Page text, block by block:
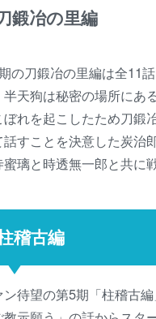
鍛冶の里編
の刀鍛冶の里編は全11
半天狗は秘密の場所にあ
ぼれを起こしたため刀鍛
話すことを決意した炭治
蜜璃と時透無一郎と共に
稽古編
ン待望の第5期「柱稽古